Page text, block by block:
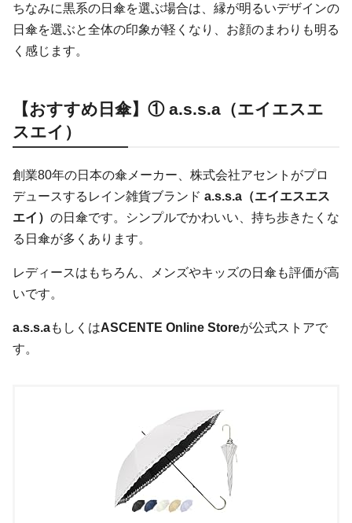
ちなみに黒系の日傘を選ぶ場合は、縁が明るいデザインの
日傘を選ぶと全体の印象が軽くなり、お顔のまわりも明る
く感じます。
【おすすめ日傘】① a.s.s.a（エイエスエ
スエイ）
創業80年の日本の傘メーカー、株式会社アセントがプロ
デュースするレイン雑貨ブランド a.s.s.a（エイエスエス
エイ） の日傘です。シンプルでかわいい、持ち歩きたくな
る日傘が多くあります。
レディースはもちろん、メンズやキッズの日傘も評価が高
いです。
a.s.s.aもしくはASCENTE Online Storeが公式ストアで
す。